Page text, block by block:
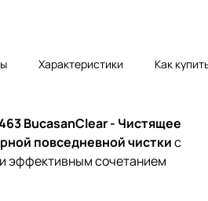
Характеристики Как
BucasanClear - Чистящее
повседневной чисткис
эффективным сочетанием